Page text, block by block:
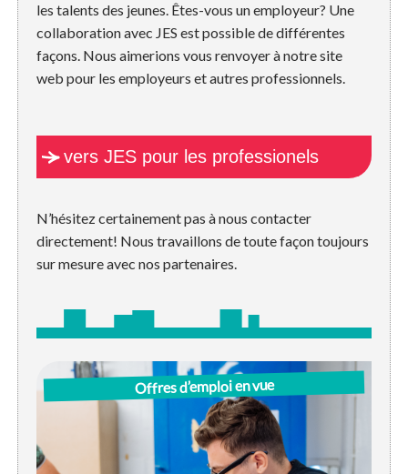
les talents des jeunes. Êtes-vous un employeur? Une
collaboration avec JES est possible de différentes
façons. Nous aimerions vous renvoyer à notre site
web pour les employeurs et autres professionnels.
vers JES pour les professionels
N’hésitez certainement pas à nous contacter
directement! Nous travaillons de toute façon toujours
sur mesure avec nos partenaires.
Offres d’emploi en vue
Nous présentons ici les offres d’emploi
intéressantes de nos partenaires. Nous sommes
bien entendu à la recherche du ‘match’ parfait dans
les differents secteurs.